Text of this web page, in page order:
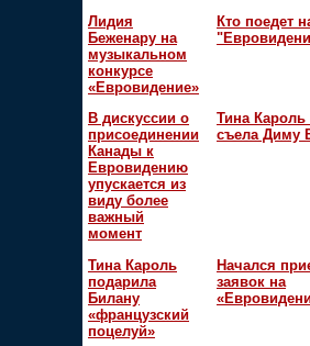
Лидия
Беженару на
музыкальном
конкурсе
«Евровидение»
Кто поедет
В дискуссии о
присоединении
Канады к
Евровидению
упускается из
виду более
важный
момент
Тина Кароль
съела Диму
Тина Кароль
подарила
Билану
«французский
поцелуй»
Начался
заявок на